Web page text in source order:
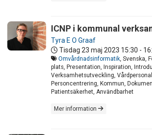
ICNP i kommunal
Tyra E O Graaf
Tisdag 23 maj 2023 15:30 -
Omvårdnadsinformatik , Svenska,
plats, Presentation, Inspiration,
Verksamhetsutveckling,
Personcentrering, Kommun,
Patientsäkerhet, Användbarhet
Mer information